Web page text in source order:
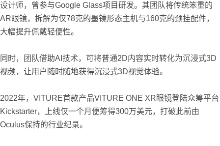
设计师，曾参与Google Glass项目研发。其团队将传统笨重的
AR眼镜，拆解为仅78克的墨镜形态主机与160克的颈挂配件，
大幅提升佩戴轻便性。
同时，团队借助AI技术，可将普通2D内容实时转化为沉浸式3D
视频，让用户随时随地获得沉浸式3D视觉体验。
2022年，VITURE首款产品VITURE ONE XR眼镜登陆众筹平台
Kickstarter，上线仅一个月便筹得300万美元，打破此前由
Oculus保持的行业纪录。